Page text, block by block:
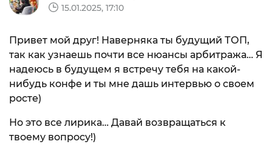
15.01.2025, 17:10
Привет мой друг! Наверняка ты будущий ТОП,
так как узнаешь почти все нюансы арбитража… Я
надеюсь в будущем я встречу тебя на какой-
нибудь конфе и ты мне дашь интервью о своем
росте)
Но это все лирика… Давай возвращаться к
твоему вопросу!)